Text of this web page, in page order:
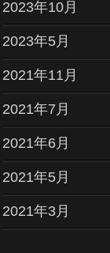
2023年10月
2023年5月
2021年11月
2021年7月
2021年6月
2021年5月
2021年3月